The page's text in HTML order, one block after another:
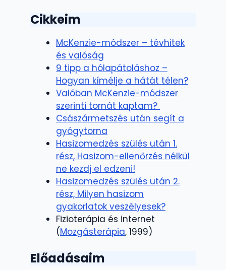
Cikkeim
McKenzie-módszer – tévhitek
és valóság
9 tipp a hólapátoláshoz –
Hogyan kímélje a hátát télen?
Valóban McKenzie-módszer
szerinti tornát kaptam?
Császármetszés után segít a
gyógytorna
Hasizomedzés szülés után 1.
rész, Hasizom-ellenőrzés nélkül
ne kezdj el edzeni!
Hasizomedzés szülés után 2.
rész, Milyen hasizom
gyakorlatok veszélyesek?
Fizioterápia és internet
(Mozgásterápia, 1999)
Előadásaim